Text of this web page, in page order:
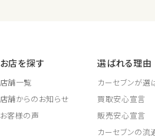
お店を探す
店舗一覧
店舗からのお知らせ
お客様の声
選ばれる理由
カーセブンが選
買取安心宣言
販売安心宣言
カーセブンの流